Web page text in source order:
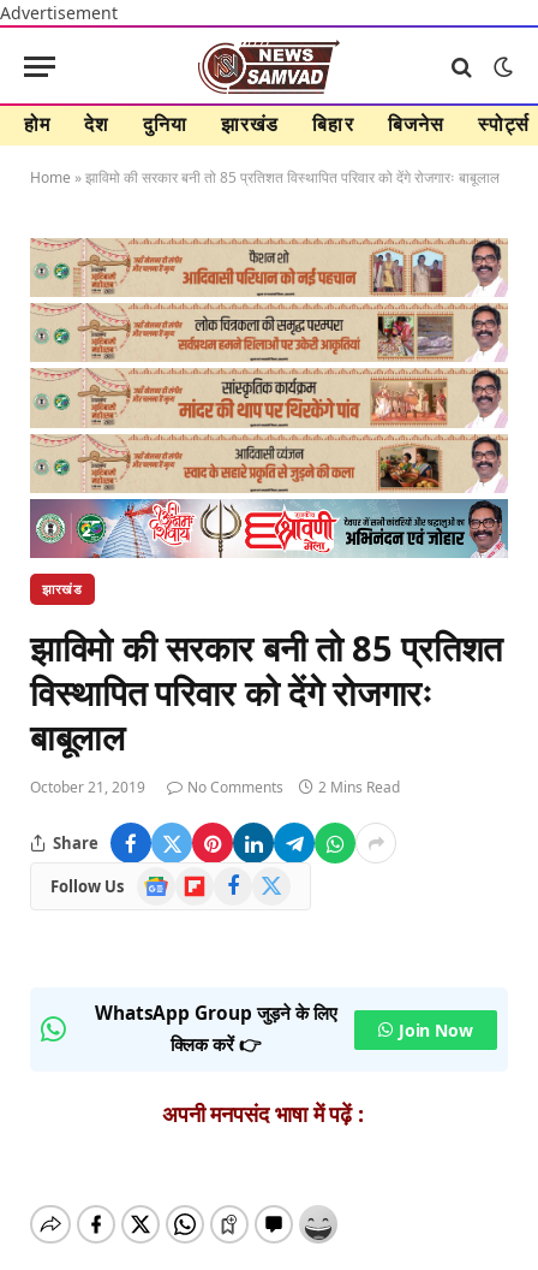
Advertisement
होम देश दुनिया झारखंड बिहार बिजनेस स्पोर्ट्स
Home »झाविमो की सरकार बनी तो 85 प्रतिशत विस्थापित परिवार को देंगे रोजगारः बाबूलाल
झारखंड
झाविमो की सरकार बनी तो 85 प्रतिशत
विस्थापित परिवार को देंगे रोजगारः
बाबूलाल
October 21, 2019 No Comments 2 Mins Read
Share
Follow Us
Google
News
FlipboardFacebook
WhatsApp Group जुड़ने के लिए
क्लिक करें 👉
Join Now
अपनी मनपसंद भाषा में पढ़ें :